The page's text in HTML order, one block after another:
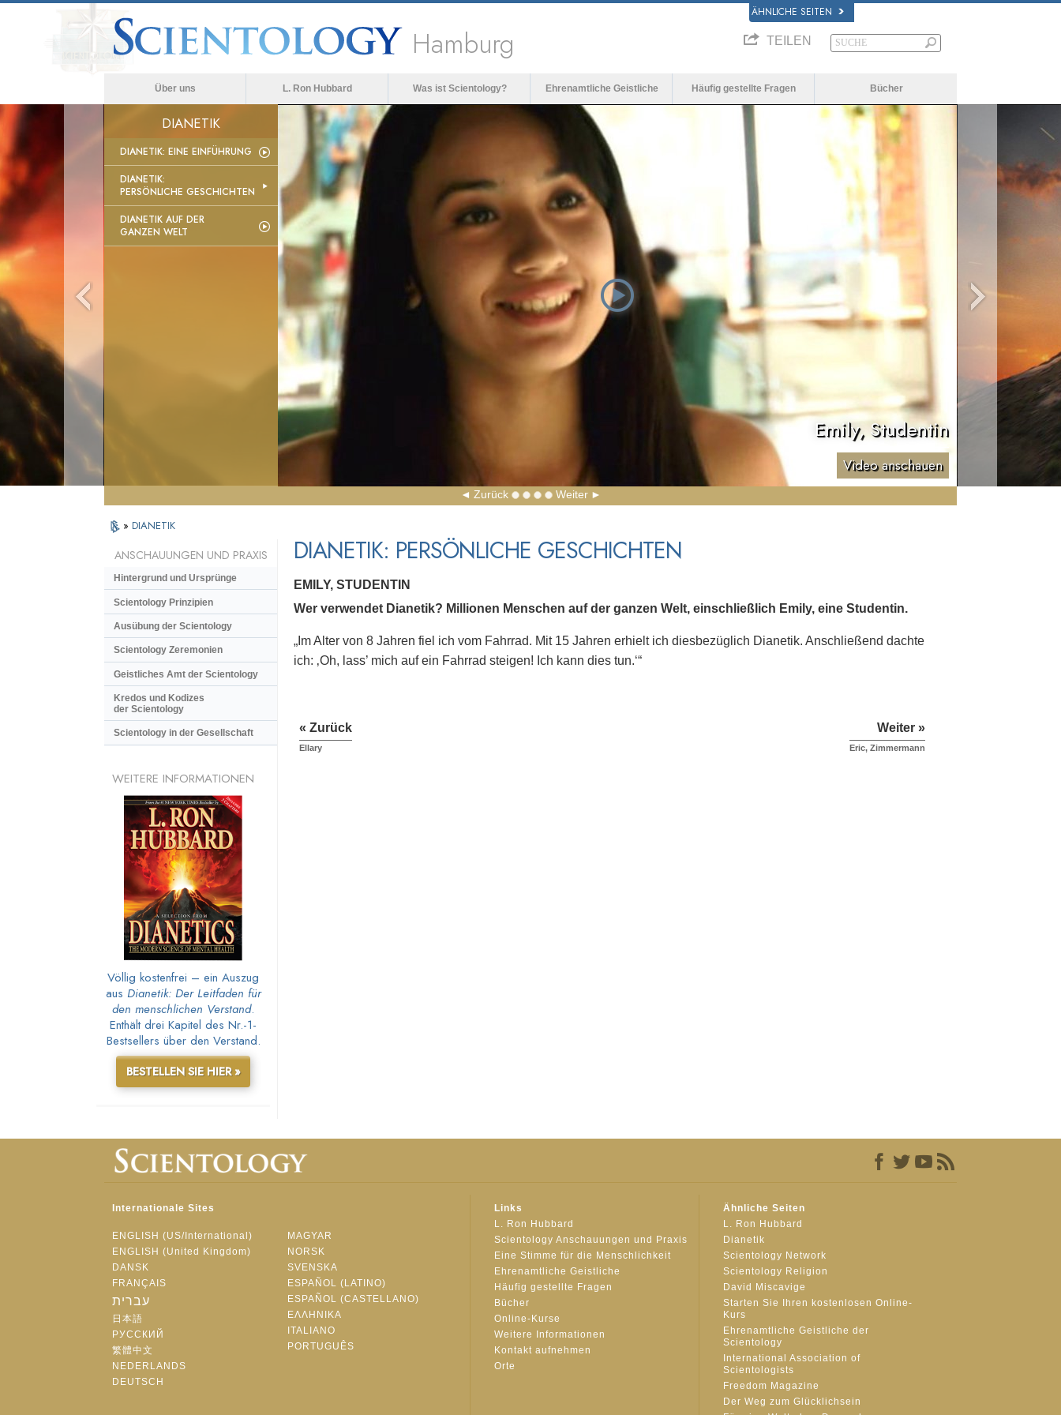
ÄHNLICHE SEITEN
Hamburg TEILEN
Über uns L. Ron Hubbard Was ist Scientology? Ehrenamtliche Geistliche Häufig gestellte Fragen Bücher
DIANETIK
DIANETIK: EINE EINFÜHRUNG
DIANETIK:
PERSÖNLICHE GESCHICHTEN
DIANETIK AUF DER
GANZEN WELT
Emily, Studentin
Video anschauen
Zurück Weiter
» DIANETIK
DIANETIK: PERSÖNLICHE GESCHICHTEN
EMILY, STUDENTIN
Wer verwendet Dianetik? Millionen Menschen auf der ganzen Welt, einschließlich Emily, eine Studentin.
„Im Alter von 8 Jahren fiel ich vom Fahrrad. Mit 15 Jahren erhielt ich diesbezüglich Dianetik. Anschließend dachte
ich: ‚Oh, lass’ mich auf ein Fahrrad steigen! Ich kann dies tun.‘“
« Zurück
Ellary
Weiter »
Eric, Zimmermann
ANSCHAUUNGEN UND PRAXIS
Hintergrund und Ursprünge
Scientology Prinzipien
Ausübung der Scientology
Scientology Zeremonien
Geistliches Amt der Scientology
Kredos und Kodizes
der Scientology
Scientology in der Gesellschaft
WEITERE INFORMATIONEN
Völlig kostenfrei – ein Auszug
aus Dianetik: Der Leitfaden für
den menschlichen Verstand.
Enthält drei Kapitel des Nr.-1-
Bestsellers über den Verstand.
BESTELLEN SIE HIER »
Internationale Sites
ENGLISH (US/International)
ENGLISH (United Kingdom)
DANSK
FRANÇAIS
עברית
日本語
РУССКИЙ
繁體中文
NEDERLANDS
DEUTSCH
MAGYAR
NORSK
SVENSKA
ESPAÑOL (LATINO)
ESPAÑOL (CASTELLANO)
ΕΛΛΗΝΙΚA
ITALIANO
PORTUGUÊS
Links
L. Ron Hubbard
Scientology Anschauungen und Praxis
Eine Stimme für die Menschlichkeit
Ehrenamtliche Geistliche
Häufig gestellte Fragen
Bücher
Online-Kurse
Weitere Informationen
Kontakt aufnehmen
Orte
Ähnliche Seiten
L. Ron Hubbard
Dianetik
Scientology Network
Scientology Religion
David Miscavige
Starten Sie Ihren kostenlosen Online-
Kurs
Ehrenamtliche Geistliche der
Scientology
International Association of
Scientologists
Freedom Magazine
Der Weg zum Glücklichsein